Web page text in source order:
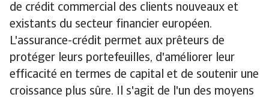
de crédit commercial des clients nouveaux et
existants du secteur financier européen.
L'assurance-crédit permet aux prêteurs de
protéger leurs portefeuilles, d'améliorer leur
efficacité en termes de capital et de soutenir une
croissance plus sûre. Il s'agit de l'un des moyens